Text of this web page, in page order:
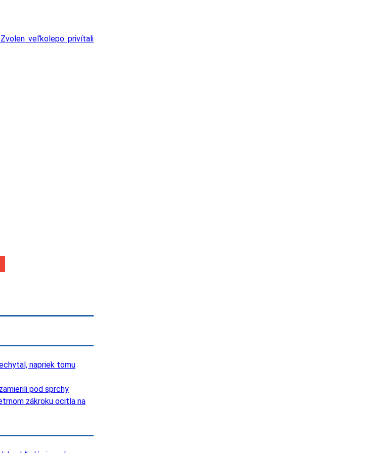
veľkolepo privítali
napriek tomu
pod sprchy
zákroku ocitla na